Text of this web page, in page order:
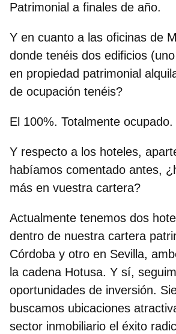
Patrimonial a finales de año.
Y en cuanto a las oficinas de
donde tenéis dos edificios
en propiedad patrimonial
de ocupación tenéis?
El 100%. Totalmente ocupado.
Y respecto a los hoteles,
habíamos comentado antes,
más en vuestra cartera?
Actualmente tenemos dos
dentro de nuestra cartera
Córdoba y otro en Sevilla,
la cadena Hotusa. Y sí,
oportunidades de inversión.
buscamos ubicaciones
sector inmobiliario el éxito